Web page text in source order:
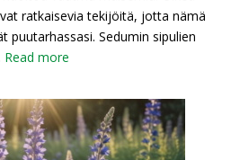
ratkaisevia tekijöitä, jotta nämä
puutarhassasi. Sedumin sipulien
Read more